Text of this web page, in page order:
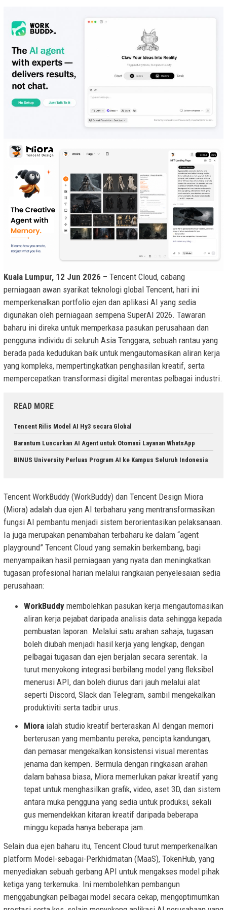
Kuala Lumpur, 12 Jun 2026 – Tencent Cloud, cabang
perniagaan awan syarikat teknologi global Tencent, hari ini
memperkenalkan portfolio ejen dan aplikasi AI yang sedia
digunakan oleh perniagaan sempena SuperAI 2026. Tawaran
baharu ini direka untuk memperkasa pasukan perusahaan dan
pengguna individu di seluruh Asia Tenggara, sebuah rantau yang
berada pada kedudukan baik untuk mengautomasikan aliran kerja
yang kompleks, mempertingkatkan penghasilan kreatif, serta
mempercepatkan transformasi digital merentas pelbagai industri.
READ MORE
Tencent Rilis Model AI Hy3 secara Global
Barantum Luncurkan AI Agent untuk Otomasi Layanan WhatsApp
BINUS University Perluas Program AI ke Kampus Seluruh Indonesia
Tencent WorkBuddy (WorkBuddy) dan Tencent Design Miora
(Miora) adalah dua ejen AI terbaharu yang mentransformasikan
fungsi AI pembantu menjadi sistem berorientasikan pelaksanaan.
Ia juga merupakan penambahan terbaharu ke dalam “agent
playground” Tencent Cloud yang semakin berkembang, bagi
menyampaikan hasil perniagaan yang nyata dan meningkatkan
tugasan profesional harian melalui rangkaian penyelesaian sedia
perusahaan:
WorkBuddy membolehkan pasukan kerja mengautomasikan
aliran kerja pejabat daripada analisis data sehingga kepada
pembuatan laporan. Melalui satu arahan sahaja, tugasan
boleh diubah menjadi hasil kerja yang lengkap, dengan
pelbagai tugasan dan ejen berjalan secara serentak. Ia
turut menyokong integrasi berbilang model yang fleksibel
menerusi API, dan boleh diurus dari jauh melalui alat
seperti Discord, Slack dan Telegram, sambil mengekalkan
produktiviti serta tadbir urus.
Miora ialah studio kreatif berteraskan AI dengan memori
berterusan yang membantu pereka, pencipta kandungan,
dan pemasar mengekalkan konsistensi visual merentas
jenama dan kempen. Bermula dengan ringkasan arahan
dalam bahasa biasa, Miora memerlukan pakar kreatif yang
tepat untuk menghasilkan grafik, video, aset 3D, dan sistem
antara muka pengguna yang sedia untuk produksi, sekali
gus memendekkan kitaran kreatif daripada beberapa
minggu kepada hanya beberapa jam.
Selain dua ejen baharu itu, Tencent Cloud turut memperkenalkan
platform Model-sebagai-Perkhidmatan (MaaS), TokenHub, yang
menyediakan sebuah gerbang API untuk mengakses model pihak
ketiga yang terkemuka. Ini membolehkan pembangun
menggabungkan pelbagai model secara cekap, mengoptimumkan